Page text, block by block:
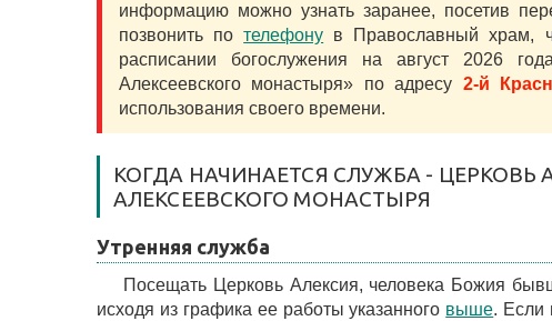
информацию можно узнать заранее, посетив
позвонить потелефону в Православный храм,
расписании богослужения на август 2026
Алексеевского монастыря» по адресу 2-й
использования своего времени.
КОГДА НАЧИНАЕТСЯ СЛУЖБА -
АЛЕКСЕЕВСКОГО МОНАСТЫРЯ
Утренняя служба
Посещать Церковь Алексия, человека Божия
исходя из графика ее работы указанного выше. Если